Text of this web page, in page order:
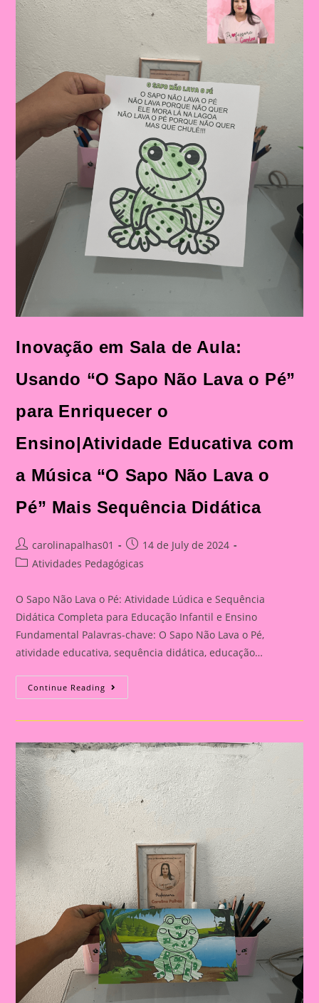
Pé”
Para
Crianças|Atividade
Educativa
Música
“O
Sapo
Não
Lava
Sequência
Didática
Inovação em Sala de Aula:
Usando “O Sapo Não Lava o Pé”
para Enriquecer o
Ensino|Atividade Educativa com
a Música “O Sapo Não Lava o
Pé” Mais Sequência Didática
Post
author:
carolinapalhas01
Post
published:
14 de July de 2024
PostAtividades Pedagógicas
O Sapo Não Lava o Pé: Atividade Lúdica e Sequência
Didática Completa para Educação Infantil e Ensino
Fundamental Palavras-chave: O Sapo Não Lava o Pé,
atividade educativa, sequência didática, educação…
Continue Reading Inovação
Em
De
“O
Sapo
Não
Lava
O
Pé”
Para
Enriquecer
O
Ensino|Atividade
Educativa
Com
A
Música
“O
Sapo
Não
Lava
O
Pé”
Mais
Sequência
Didática